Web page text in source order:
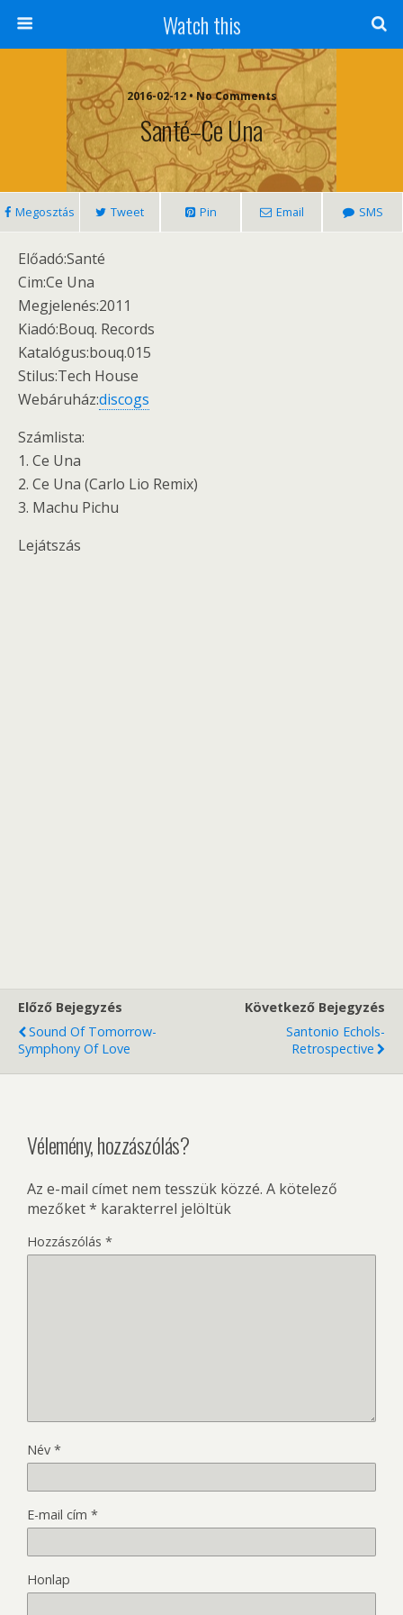
Watch this
2016-02-12 • No Comments
Santé–Ce Una
Megosztás Tweet Pin Email SMS
Előadó:Santé
Cim:Ce Una
Megjelenés:2011
Kiadó:Bouq. Records
Katalógus:bouq.015
Stilus:Tech House
Webáruház:discogs
Számlista:
1. Ce Una
2. Ce Una (Carlo Lio Remix)
3. Machu Pichu
Lejátszás
Előző Bejegyzés
Sound Of Tomorrow-
Symphony Of Love
Következő Bejegyzés
Santonio Echols-
Retrospective
Vélemény, hozzászólás?
Az e-mail címet nem tesszük közzé. A kötelező
mezőket* karakterrel jelöltük
Hozzászólás *
Név *
E-mail cím *
Honlap